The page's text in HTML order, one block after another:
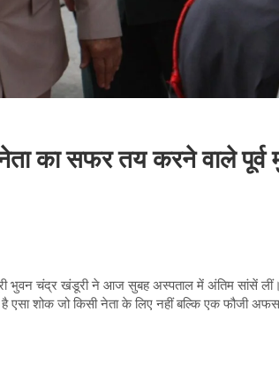
का सफर तय करने वाले पूर्व
भुवन चंद्र खंडूरी ने आज सुबह अस्पताल में अंतिम सांसें
शोक जो किसी नेता के लिए नहीं बल्कि एक फौजी